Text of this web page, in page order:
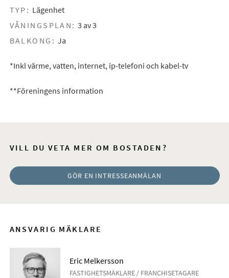
TYP: Lägenhet
VÅNINGSPLAN: 3 av 3
BALKONG: Ja
*Inkl värme, vatten, internet, ip-telefoni och kabel-tv
**Föreningens information
VILL DU VETA MER OM BOSTADEN?
GÖR EN INTRESSEANMÄLAN
ANSVARIG MÄKLARE
Eric Melkersson
FASTIGHETSMÄKLARE / FRANCHISETAGARE